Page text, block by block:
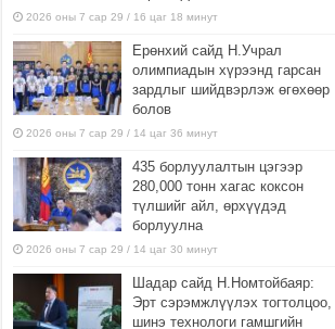
2026 оны 7 сар 29 / 16 цаг 18 минут
Ерөнхий сайд Н.Учрал
олимпиадын хүрээнд гарсан
зардлыг шийдвэрлэж өгөхөөр
болов
2026 оны 7 сар 29 / 14 цаг 36 минут
435 борлуулалтын цэгээр
280,000 тонн хагас коксон
түлшийг айл, өрхүүдэд
борлуулна
2026 оны 7 сар 29 / 14 цаг 30 минут
Шадар сайд Н.Номтойбаяр:
Эрт сэрэмжлүүлэх тогтолцоо,
шинэ технологи гамшгийн